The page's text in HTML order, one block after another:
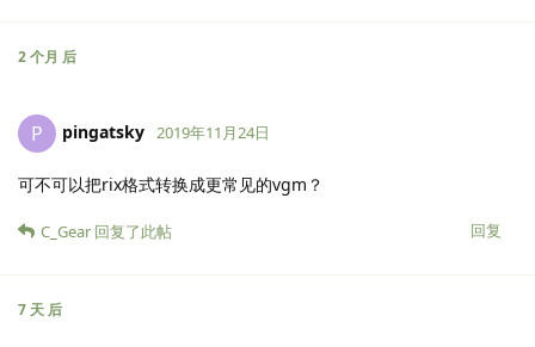
2 个月 后
P pingatsky 2019年11月24日
可不可以把rix格式转换成更常见的vgm？
回复
C_Gear 回复了此帖
7 天 后